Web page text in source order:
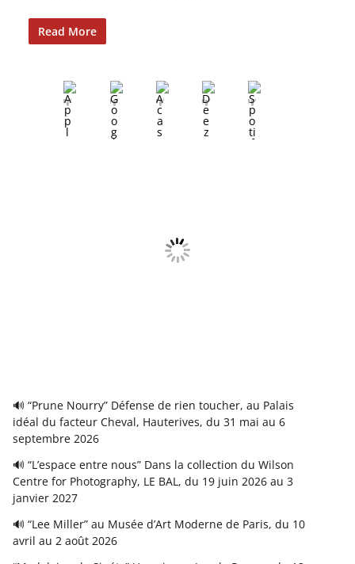
Read More
🔊 “Prune Nourry” Défense de rien toucher, au Palais
idéal du facteur Cheval, Hauterives, du 31 mai au 6
septembre 2026
🔊 “L’espace entre nous” Dans la collection du Wilson
Centre for Photography, LE BAL, du 19 juin 2026 au 3
janvier 2027
🔊 “Lee Miller” au Musée d’Art Moderne de Paris, du 10
avril au 2 août 2026